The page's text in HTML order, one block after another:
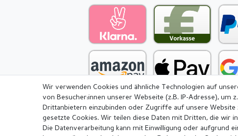
Impressum Daten­schutz­erklärung
Wir verwenden Cookies und ähnliche Technologien auf
von Besucher:innen unserer Webseite (z.B. IP-Adresse), um
Drittanbietern einzubinden oder Zugriffe auf unsere
gesetzte Cookies. Wir teilen diese Daten mit Dritten, die wir
Die Datenverarbeitung kann mit Einwilligung oder aufgrund